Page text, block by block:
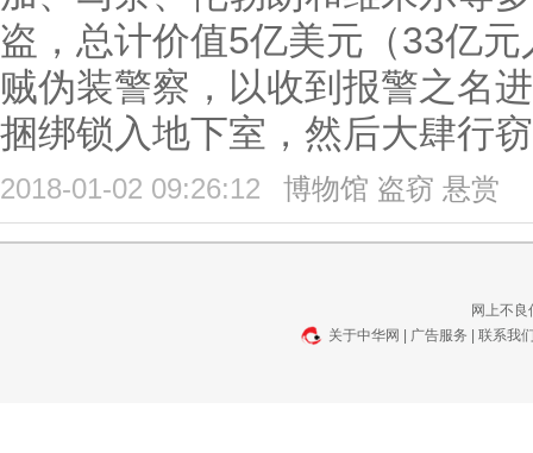
盗，总计价值5亿美元（33亿
贼伪装警察，以收到报警之名
捆绑锁入地下室，然后大肆行
2018-01-02 09:26:12 博物馆 盗窃 悬赏
网上不
关于中华网
广告服务 联系我